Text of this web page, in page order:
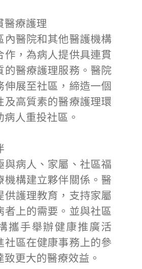
醫療護理
內醫院和其他醫護機構
作，為病人提供具連貫
的醫療護理服務。醫院
伸展至社區，締造一個
及高質素的醫療護理環
病人重投社區。
與病人、家屬、社區福
機構建立夥伴關係。醫
供護理教育，支持家屬
者上的需要。並與社區
攜手舉辦健康推廣活
社區在健康事務上的參
致更大的醫療效益。